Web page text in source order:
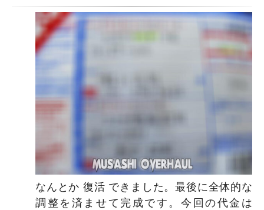
なんとか 復活 できました。最後に全体的な
調整を済ませて完成です。今回の代金は